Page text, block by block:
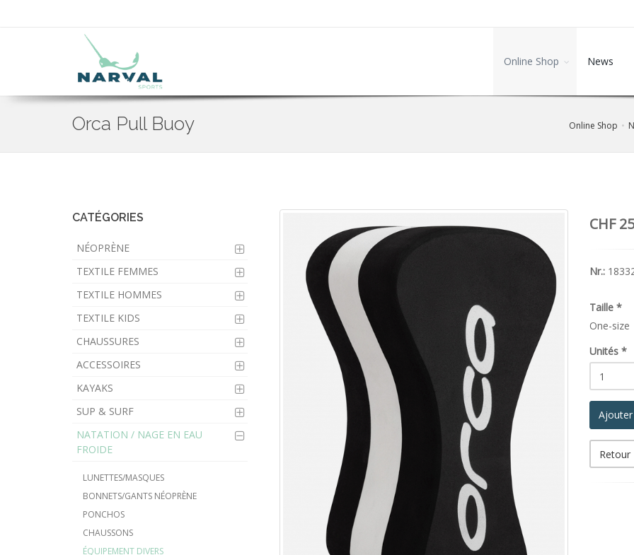
Online Shop News
Orca Pull Buoy Online Shop
CATÉGORIES
NÉOPRÈNE
TEXTILE FEMMES
TEXTILE HOMMES
TEXTILE KIDS
CHAUSSURES
ACCESSOIRES
KAYAKS
SUP & SURF
NATATION / NAGE EN EAU
FROIDE
LUNETTES/MASQUES
BONNETS/GANTS NÉOPRÈNE
PONCHOS
CHAUSSONS
ÉQUIPEMENT DIVERS
CHF
Nr.:
Taille *
One-size
Unités *
Retour